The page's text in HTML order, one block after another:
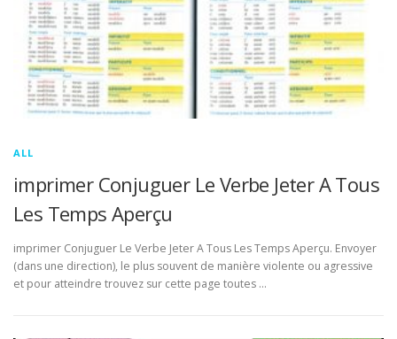
ALL
imprimer Conjuguer Le Verbe Jeter A Tous
Les Temps Aperçu
imprimer Conjuguer Le Verbe Jeter A Tous Les Temps Aperçu. Envoyer
(dans une direction), le plus souvent de manière violente ou agressive
et pour atteindre trouvez sur cette page toutes …